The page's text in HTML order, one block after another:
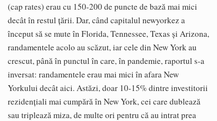
(cap rates) erau cu 150-200 de puncte de bază mai mici
decât în restul țării. Dar, când capitalul newyorkez a
început să se mute în Florida, Tennessee, Texas și Arizona,
randamentele acolo au scăzut, iar cele din New York au
crescut, până în punctul în care, în pandemie, raportul s-a
inversat: randamentele erau mai mici în afara New
Yorkului decât aici. Astăzi, doar 10-15% dintre investitorii
rezidențiali mai cumpără în New York, cei care dublează
sau triplează miza, de multe ori pentru că au intrat prea